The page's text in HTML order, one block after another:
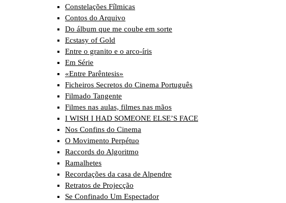
Constelações Fílmicas
Contos do Arquivo
Do álbum que me coube em sorte
Ecstasy of Gold
Entre o granito e o arco-íris
Em Série
«Entre Parêntesis»
Ficheiros Secretos do Cinema Português
Filmado Tangente
Filmes nas aulas, filmes nas mãos
I WISH I HAD SOMEONE ELSE’S FACE
Nos Confins do Cinema
O Movimento Perpétuo
Raccords do Algoritmo
Ramalhetes
Recordações da casa de Alpendre
Retratos de Projecção
Se Confinado Um Espectador